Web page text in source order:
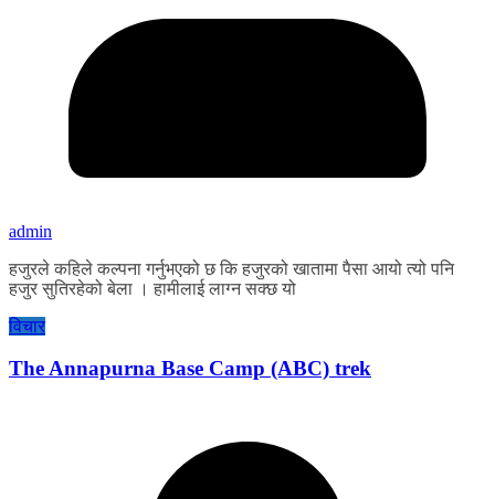
admin
हजुरले कहिले कल्पना गर्नुभएको छ कि हजुरको खातामा पैसा आयो त्यो पनि
हजुर सुतिरहेको बेला । हामीलाई लाग्न सक्छ यो
विचार
The Annapurna Base Camp (ABC) trek